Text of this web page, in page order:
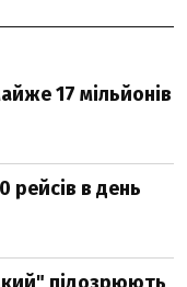
17 мільйонів
рейсів в день